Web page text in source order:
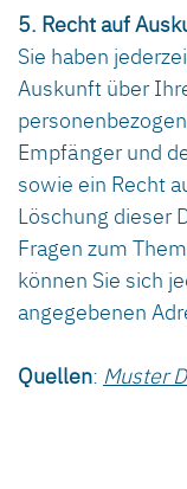
5. Recht auf
Sie haben
Auskunft über
Empfänger und
sowie ein Recht
Löschung dieser
Fragen zum
können Sie sich
angegebenen
Quellen: Muster